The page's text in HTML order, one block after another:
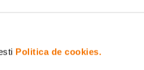
Politica de cookies.